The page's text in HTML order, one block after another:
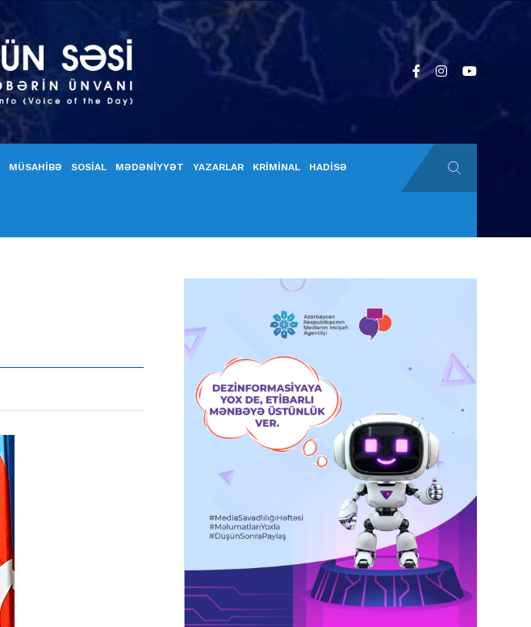
MÜSAHİBƏ SOSİAL MƏDƏNİYYƏT YAZARLAR KRİMİNAL HADİSƏ